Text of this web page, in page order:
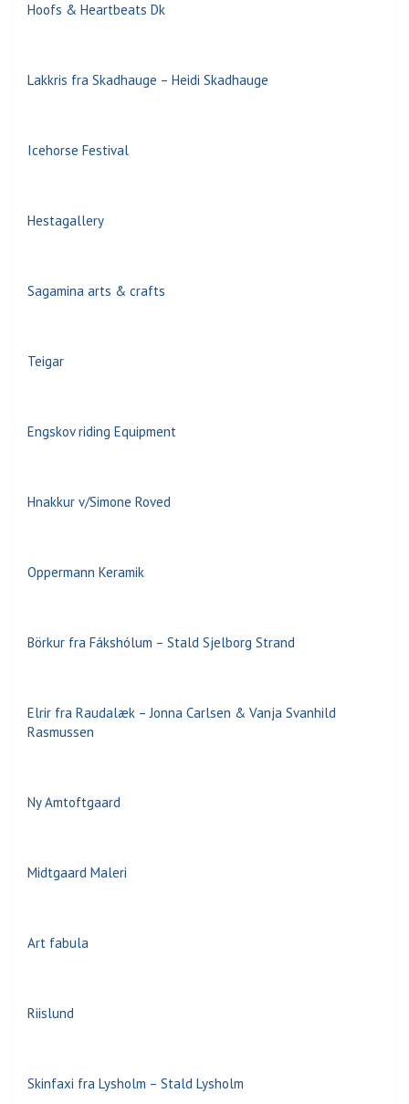
Hoofs & Heartbeats Dk
Lakkris fra Skadhauge – Heidi Skadhauge
Icehorse Festival
Hestagallery
Sagamina arts & crafts
Teigar
Engskov riding Equipment
Hnakkur v/Simone Roved
Oppermann Keramik
Börkur fra Fákshólum – Stald Sjelborg Strand
Elrir fra Raudalæk – Jonna Carlsen & Vanja Svanhild
Rasmussen
Ny Amtoftgaard
Midtgaard Maleri
Art fabula
Riislund
Skinfaxi fra Lysholm – Stald Lysholm